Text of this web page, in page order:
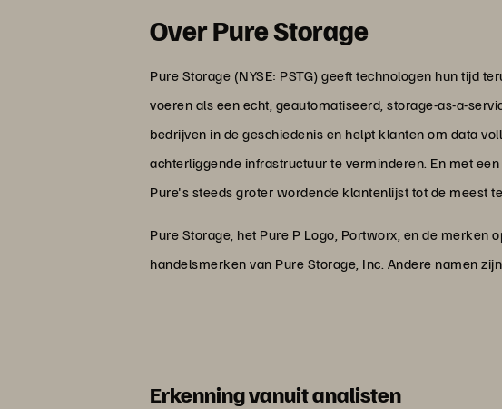
Over Pure Storage
Pure Storage (NYSE: PSTG) geeft technologen hun tijd
voeren als een echt, geautomatiseerd, storage-as-a-
bedrijven in de geschiedenis en helpt klanten om data
achterliggende infrastructuur te verminderen. En met
Pure's steeds groter wordende klantenlijst tot de meest
Pure Storage, het Pure P Logo, Portworx, en de merken
handelsmerken van Pure Storage, Inc. Andere namen
Erkenning vanuit analisten